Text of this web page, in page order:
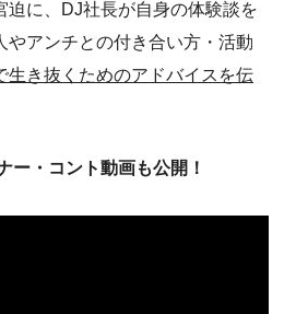
迫に、DJ社長が自身の体験談を
やアンチとの付き合い方・活動
生き抜くためのアドバイスを伝
ー・コント動画も公開！